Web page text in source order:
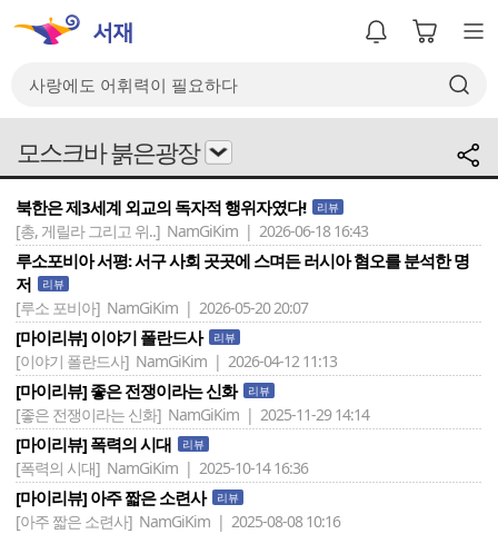
모스크바 붉은광장
북한은 제3세계 외교의 독자적 행위자였다! 리뷰
[총, 게릴라 그리고 위..] NamGiKim | 2026-06-18 16:43
루소포비아 서평: 서구 사회 곳곳에 스며든 러시아 혐오를 분석한 명
저
리뷰
[루소 포비아] NamGiKim | 2026-05-20 20:07
[마이리뷰] 이야기 폴란드사 리뷰
[이야기 폴란드사] NamGiKim | 2026-04-12 11:13
[마이리뷰] 좋은 전쟁이라는 신화 리뷰
[좋은 전쟁이라는 신화] NamGiKim | 2025-11-29 14:14
[마이리뷰] 폭력의 시대 리뷰
[폭력의 시대] NamGiKim | 2025-10-14 16:36
[마이리뷰] 아주 짧은 소련사 리뷰
[아주 짧은 소련사] NamGiKim | 2025-08-08 10:16